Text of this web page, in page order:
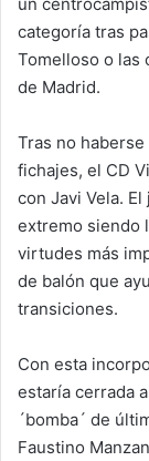
categoría tras
Tomelloso o las
de Madrid.
Tras no
fichajes, el CD
con Javi Vela.
extremo siendo
virtudes más
de balón que
transiciones.
Con esta
estaría cerrada
´bomba´ de
Faustino